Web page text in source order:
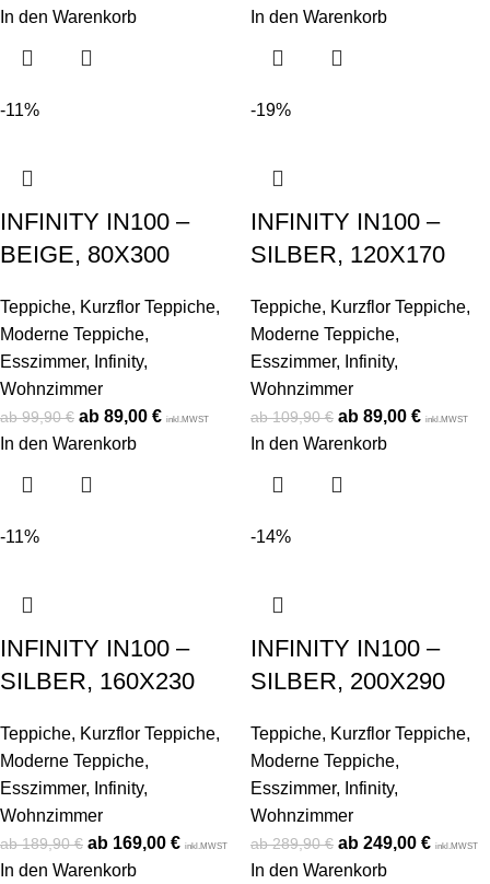
In den Warenkorb In den Warenkorb
-11%
INFINITY IN100 –
BEIGE, 80X300
Teppiche, Kurzflor Teppiche,
Moderne Teppiche,
Esszimmer, Infinity,
Wohnzimmer
99,90€ 89,00 € inkl.MWST
In den Warenkorb
-19%
INFINITY IN100 –
SILBER, 120X170
Teppiche, Kurzflor Teppiche,
Moderne Teppiche,
Esszimmer, Infinity,
Wohnzimmer
109,90€ 89,00 € inkl.MWST
In den Warenkorb
-11%
INFINITY IN100 –
SILBER, 160X230
Teppiche, Kurzflor Teppiche,
Moderne Teppiche,
Esszimmer, Infinity,
Wohnzimmer
189,90€ 169,00 € inkl.MWST
In den Warenkorb
-14%
INFINITY IN100 –
SILBER, 200X290
Teppiche, Kurzflor Teppiche,
Moderne Teppiche,
Esszimmer, Infinity,
Wohnzimmer
289,90€ 249,00 € inkl.MWST
In den Warenkorb